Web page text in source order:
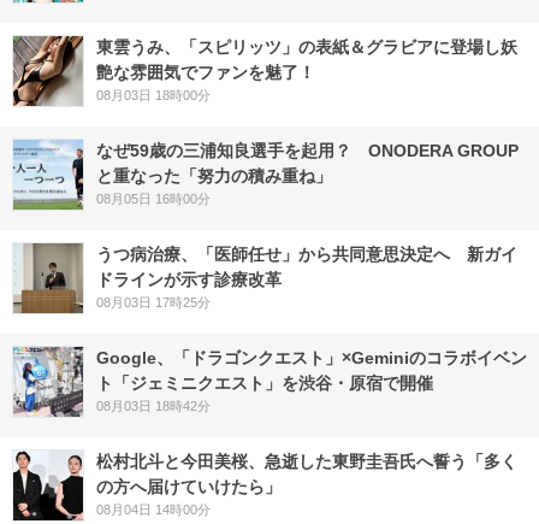
東雲うみ、「スピリッツ」の表紙＆グラビアに登場し妖
艶な雰囲気でファンを魅了！
08月03日 18時00分
なぜ59歳の三浦知良選手を起用？ ONODERA GROUP
と重なった「努力の積み重ね」
08月05日 16時00分
うつ病治療、「医師任せ」から共同意思決定へ 新ガイ
ドラインが示す診療改革
08月03日 17時25分
Google、「ドラゴンクエスト」×Geminiのコラボイベン
ト「ジェミニクエスト」を渋谷・原宿で開催
08月03日 18時42分
松村北斗と今田美桜、急逝した東野圭吾氏へ誓う「多く
の方へ届けていけたら」
08月04日 14時00分